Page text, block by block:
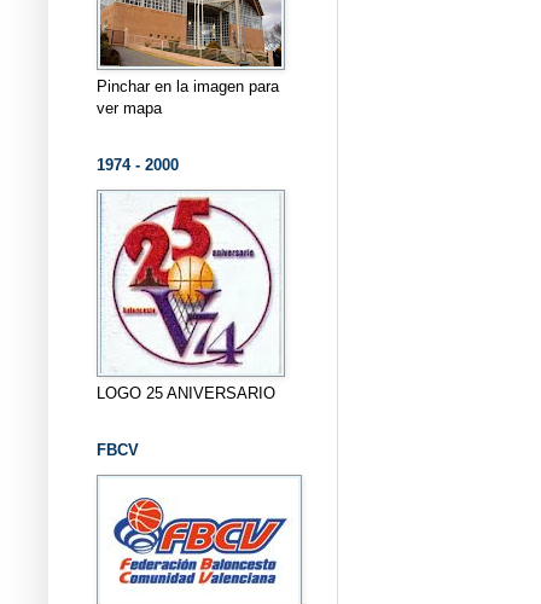
Pinchar en la imagen para
ver mapa
1974 - 2000
LOGO 25 ANIVERSARIO
FBCV